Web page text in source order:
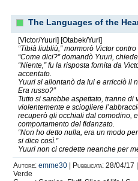
The Languages of the
[Victor/Yuuri] [Otabek/Yuri]
“Tibià liubliù,” mormorò Victor
“Come dici?” domandò Yuuri,
“Niente,” fu la risposta fornita da
accentato.
Yuuri si allontanò da lui e arricciò il
Era russo?”
Tutto si sarebbe aspettato, tranne
violentemente e sciogliere
recuperò gli occhiali dal comodino,
comportamento del fidanzato.
“Non ho detto nulla, era un modo
si dice così.”
Yuuri non ci credette neanche per
Autore: emme30 Pubblicata: 28/04/17
Verde